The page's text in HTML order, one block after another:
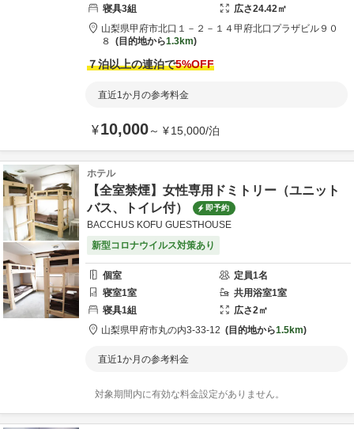
寝具3組 広さ24.42㎡
山梨県甲府市北口１－２－１４甲府北口プラザビル９０
８
目的地から1.3km
７泊以上の連泊で5%OFF
直近1か月の参考料金
¥10,000～ ¥15,000/泊
ホテル
【全室禁煙】女性専用ドミトリー（ユニット
バス、トイレ付）
即予約
BACCHUS KOFU GUESTHOUSE
新型コロナウイルス対策あり
個室 定員1名
寝室1室 共用浴室1室
寝具1組 広さ2㎡
山梨県甲府市丸の内3-33-12 目的地から1.5km
直近1か月の参考料金
対象期間内に有効な料金設定がありません。